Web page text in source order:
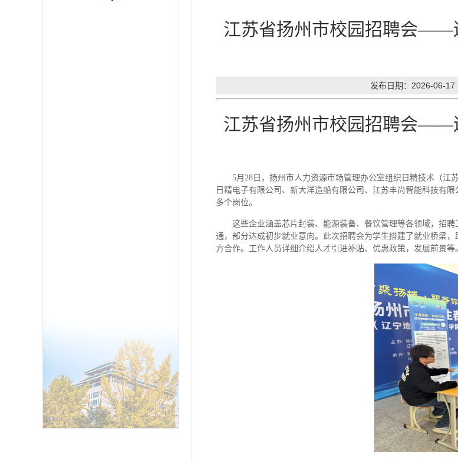
江苏省扬州市校园招聘会——
发布日期：2026-
江苏省扬州市校园招聘会——
5月 28 日，扬州市人力资源市场管理办公室组织日精技术（江
日精电子有限公司、新大洋造船有限公司、江苏丰尚智能科技有限
多个岗位。
这些企业涵盖芯片封装、能源装备、餐饮管理等各领域， 招聘
通，部分达成初步就业意向。此次招聘会为学生搭建 了就业桥梁，
方合作。工作人员详细介绍人才引进补贴、优惠政策，发展前景等